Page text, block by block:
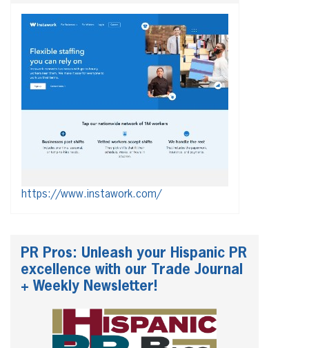
https://www.instawork.com/
PR Pros: Unleash your Hispanic PR
excellence with our Trade Journal
+ Weekly Newsletter!